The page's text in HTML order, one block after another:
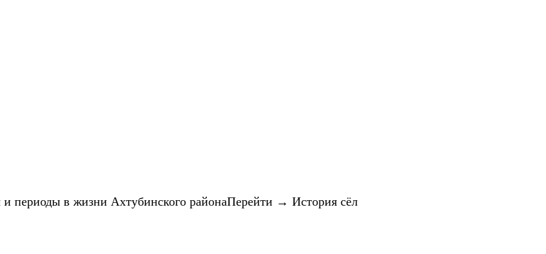
периоды в жизни Ахтубинского районаПерейти → История сёл